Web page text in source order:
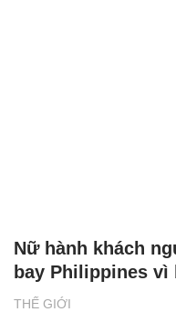
THẾ GIỚI
Nữ hành khách
bay Philippines vì